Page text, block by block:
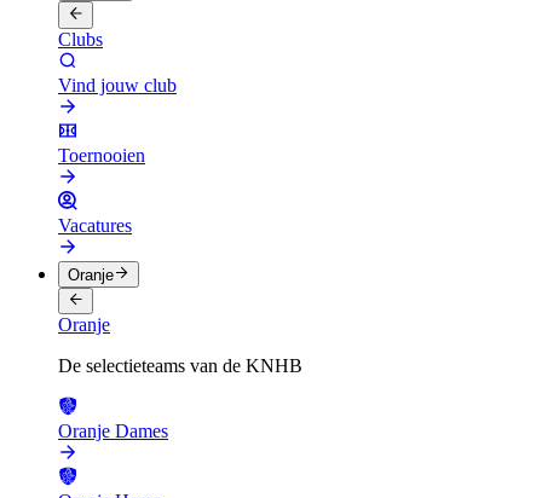
Clubs
Vind jouw club
Toernooien
Vacatures
Oranje
Oranje
De selectieteams van de KNHB
Oranje Dames